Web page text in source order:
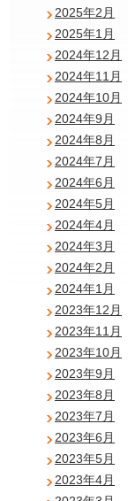
2025年2月
2025年1月
2024年12月
2024年11月
2024年10月
2024年9月
2024年8月
2024年7月
2024年6月
2024年5月
2024年4月
2024年3月
2024年2月
2024年1月
2023年12月
2023年11月
2023年10月
2023年9月
2023年8月
2023年7月
2023年6月
2023年5月
2023年4月